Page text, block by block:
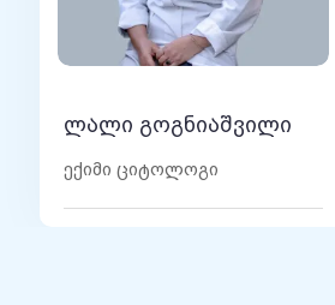
ლალი გოგნიაშვილი
ექიმი ციტოლოგი